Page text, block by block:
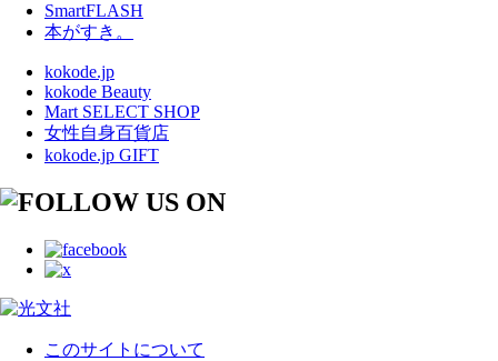
SmartFLASH
本がすき。
kokode.jp
kokode Beauty
Mart SELECT SHOP
女性自身百貨店
kokode.jp GIFT
このサイトについて